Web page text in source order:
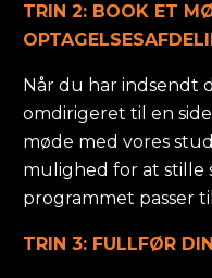
TRIN 2: BOOK ET
Når du har indsendt
omdirigeret til en
møde med vores
mulighed for at stille
programmet passer
TRIN 3: FULLFØR